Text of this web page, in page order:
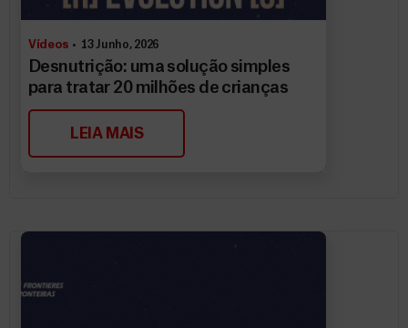
Vídeos 13 Junho, 2026
Desnutrição: uma solução simples
para tratar 20 milhões de crianças
LEIA MAIS